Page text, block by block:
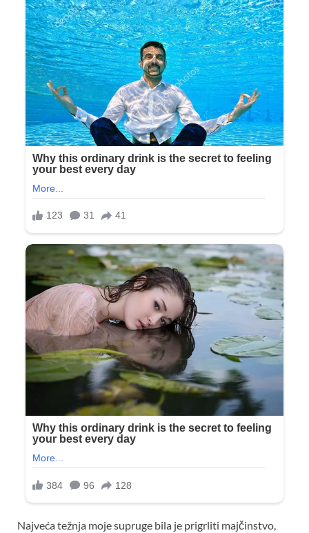
Najveća težnja moje supruge bila je prigrliti majčinstvo,